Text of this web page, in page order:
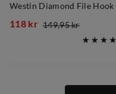
118 kr 149,95 kr